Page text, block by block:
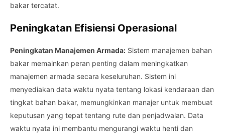
bakar tercatat.
Peningkatan Efisiensi Operasional
Peningkatan Manajemen Armada: Sistem manajemen bahan
bakar memainkan peran penting dalam meningkatkan
manajemen armada secara keseluruhan. Sistem ini
menyediakan data waktu nyata tentang lokasi kendaraan dan
tingkat bahan bakar, memungkinkan manajer untuk membuat
keputusan yang tepat tentang rute dan penjadwalan. Data
waktu nyata ini membantu mengurangi waktu henti dan